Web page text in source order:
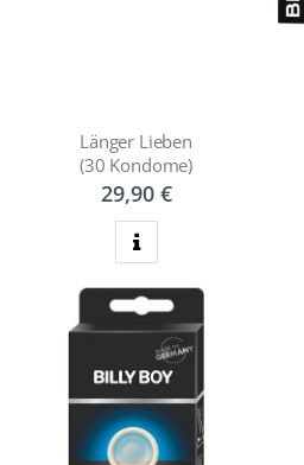
Länger Lieben
(30 Kondome)
29,90 €